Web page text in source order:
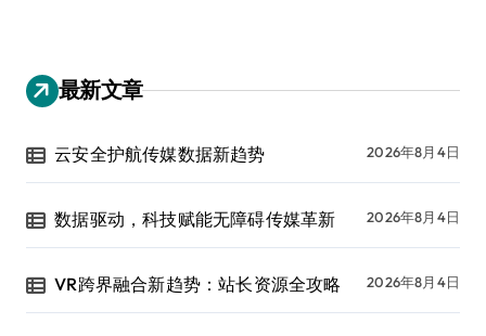
最新文章
云安全护航传媒数据新趋势 2026年8月4日
数据驱动，科技赋能无障碍传媒革新 2026年8月4日
VR跨界融合新趋势：站长资源全攻略 2026年8月4日